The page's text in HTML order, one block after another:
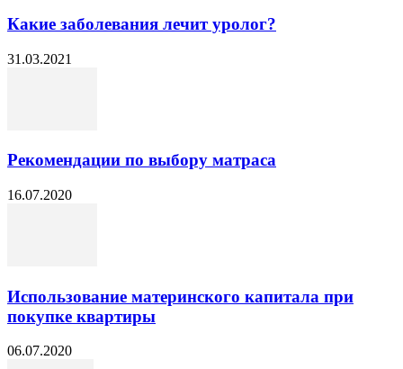
Какие заболевания лечит уролог?
31.03.2021
Рекомендации по выбору матраса
16.07.2020
Использование материнского капитала при
покупке квартиры
06.07.2020